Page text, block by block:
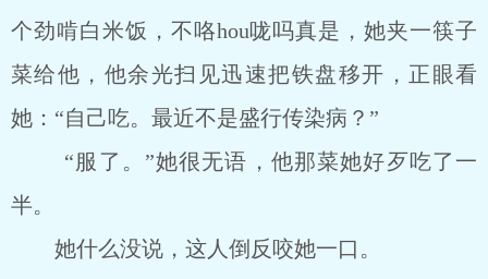
个劲啃白米饭，不咯hou咙吗真是，她夹一筷子
菜给他，他余光扫见迅速把铁盘移开，正眼看
她：“自己吃。最近不是盛行传染病？”
“服了。”她很无语，他那菜她好歹吃了一
半。
她什么没说，这人倒反咬她一口。